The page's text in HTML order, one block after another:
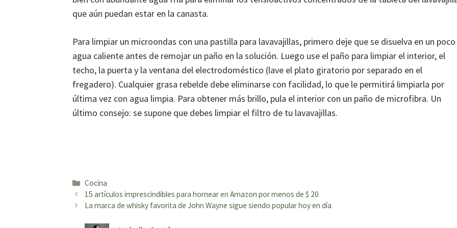
que aún puedan estar en la canasta.
Para limpiar un microondas con una pastilla para lavavajillas, primero deje que se disuelva en un
agua caliente antes de remojar un paño en la solución. Luego use el paño para limpiar el interior, el
techo, la puerta y la ventana del electrodoméstico (lave el plato giratorio por separado en el
fregadero). Cualquier grasa rebelde debe eliminarse con facilidad, lo que le permitirá limpiarla por
última vez con agua limpia. Para obtener más brillo, pula el interior con un paño de microfibra. Un
último consejo: se supone que debes limpiar el filtro de tu lavavajillas.
Categorías
Cocina
15 artículos imprescindibles para hornear en Amazon por menos de $ 20
La marca de whisky favorita de John Wayne sigue siendo popular hoy en día